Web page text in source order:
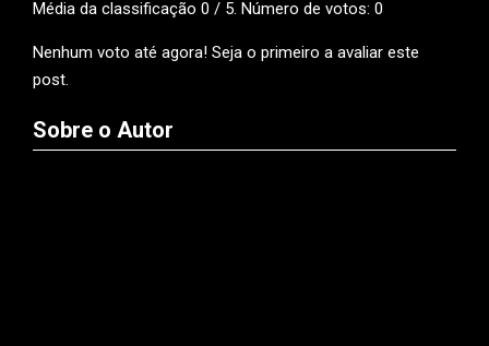
Média da classificação 0 / 5. Número de votos: 0
Nenhum voto até agora! Seja o primeiro a avaliar este
post.
Sobre o Autor